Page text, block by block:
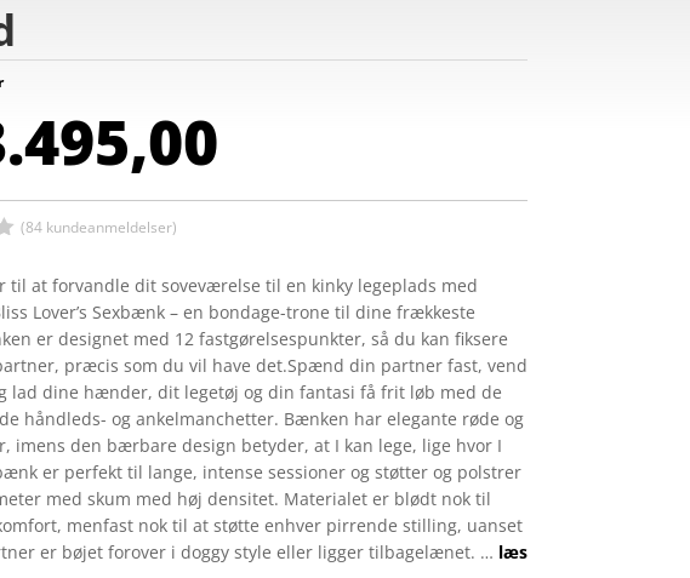
(84kundeanmeldelser)
til at forvandle dit soveværelse til en kinky legeplads med
Lover’s Sexbænk – en bondage-trone til dine frækkeste
er designet med 12 fastgørelsespunkter, så du kan fiksere
præcis som du vil have det.Spænd din partner fast, vend
lad dine hænder, dit legetøj og din fantasi få frit løb med de
håndleds- og ankelmanchetter. Bænken har elegante røde og
imens den bærbare design betyder, at I kan lege, lige hvor I
er perfekt til lange, intense sessioner og støtter og polstrer
med skum med høj densitet. Materialet er blødt nok til
menfast nok til at støtte enhver pirrende stilling, uanset
er bøjet forover i doggy style eller ligger tilbagelænet. … læs